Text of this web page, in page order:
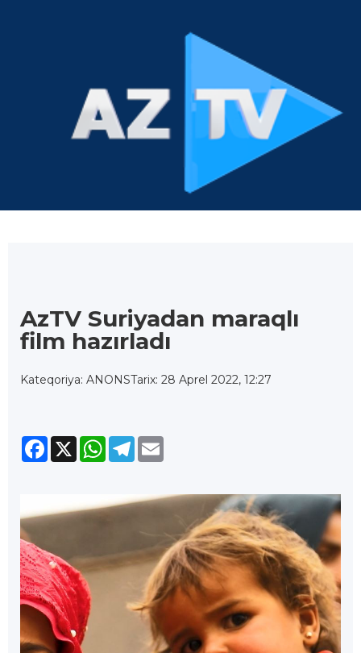
AzTV Suriyadan maraqlı
film hazırladı
Kateqoriya: ANONSTarix: 28 Aprel 2022, 12:27
Facebook
X WhatsApp
Telegram